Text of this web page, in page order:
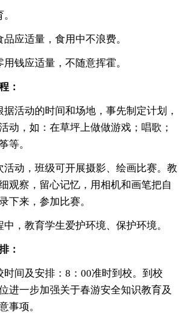
品应适量，食用中不浪费。
用钱应适量，不随意挥霍。
：
据活动的时间和场地，事先制定计划，
动，如：在草坪上做做游戏；唱歌；
等。
活动，班级可开展摄影、绘画比赛。教
观察，留心记忆，用相机和画笔把自
下来，参加比赛。
中，教育学生爱护环境、保护环境。
：
时间及安排：8：00准时到校。到校
进一步加强关于春游安全知识教育及
事项。